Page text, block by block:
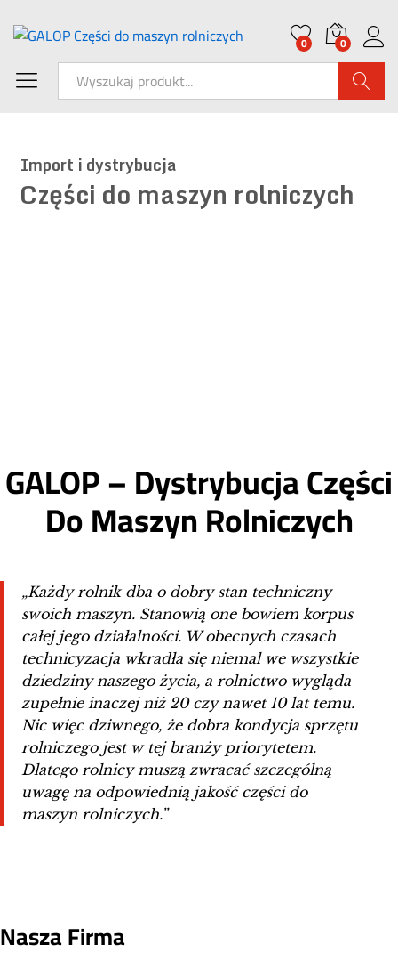
0 0
Import i dystrybucja
Części do maszyn rolniczych
GALOP – Dystrybucja Części
Do Maszyn Rolniczych
„Każdy rolnik dba o dobry stan techniczny
swoich maszyn. Stanowią one bowiem korpus
całej jego działalności. W obecnych czasach
technicyzacja wkradła się niemal we wszystkie
dziedziny naszego życia, a rolnictwo wygląda
zupełnie inaczej niż 20 czy nawet 10 lat temu.
Nic więc dziwnego, że dobra kondycja sprzętu
rolniczego jest w tej branży priorytetem.
Dlatego rolnicy muszą zwracać szczególną
uwagę na odpowiednią jakość części do
maszyn rolniczych.”
Nasza Firma